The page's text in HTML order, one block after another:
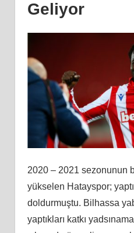
Geliyor
2020 – 2021 sezonunun
yükselen Hatayspor;
doldurmuştu. Bilhassa
yaptıkları katkı